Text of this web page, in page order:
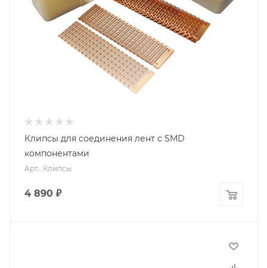
Клипсы для соединения лент с SMD
компонентами
Арт.: Клипсы
4 890 ₽